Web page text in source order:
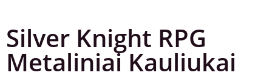
Silver Knight RPG
Metaliniai Kauliukai